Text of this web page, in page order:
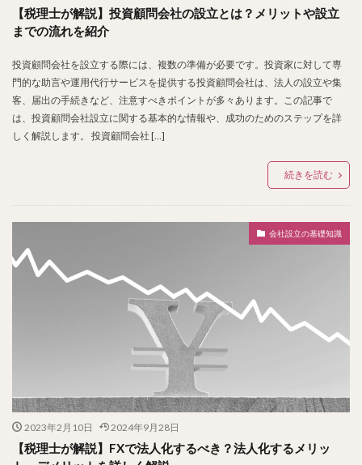
【税理士が解説】投資顧問会社の設立とは？メリットや設立
までの流れを紹介
投資顧問会社を設立する際には、複数の準備が必要です。投資家に対して専
門的な助言や運用代行サービスを提供する投資顧問会社は、法人の設立や集
客、届出の手続きなど、注意すべきポイントが多々あります。この記事で
は、投資顧問会社設立に関する基本的な情報や、成功のためのステップを詳
しく解説します。 投資顧問会社 […]
続きを読む
会社設立の基礎知識
2023年2月10日 2024年9月28日
【税理士が解説】FXで法人化するべき？法人化するメリッ